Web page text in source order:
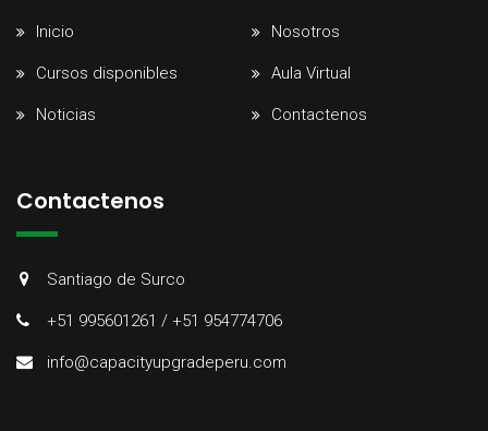
Inicio Nosotros
Cursos disponibles Aula Virtual
Noticias Contactenos
Contactenos
Santiago de Surco
+51 995601261 / +51 954774706
info@capacityupgradeperu.com